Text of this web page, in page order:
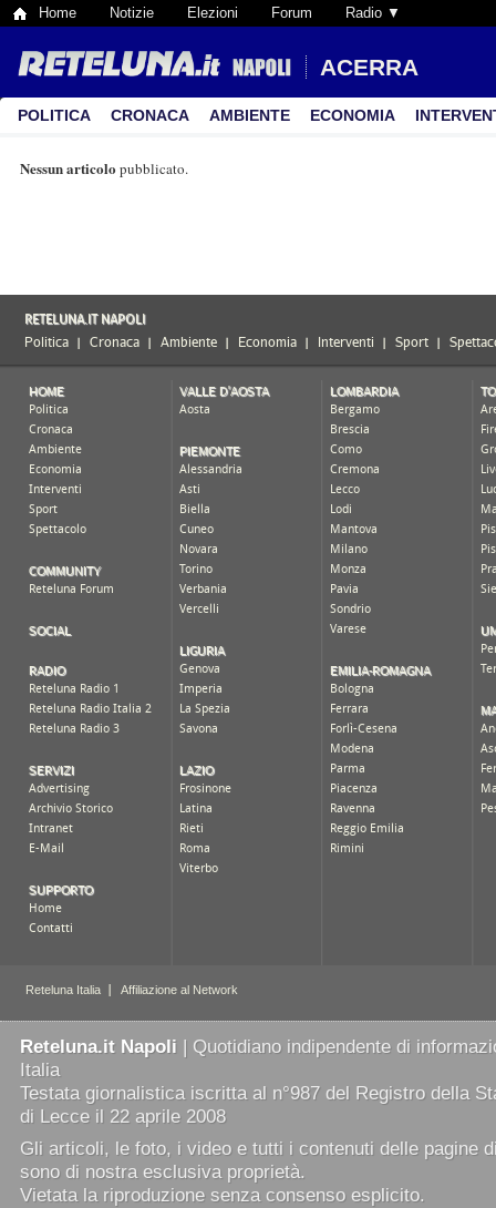
Home Notizie Elezioni Forum Radio ▼
ACERRA
POLITICA CRONACA AMBIENTE ECONOMIA
Nessun articolo pubblicato.
Reteluna.it Napoli | Quotidiano indipendente di
Italia
Testata giornalistica iscritta al n°987 del Registro della
di Lecce il 22 aprile 2008
Gli articoli, le foto, i video e tutti i contenuti delle pagine
sono di nostra esclusiva proprietà.
Vietata la riproduzione senza consenso esplicito.